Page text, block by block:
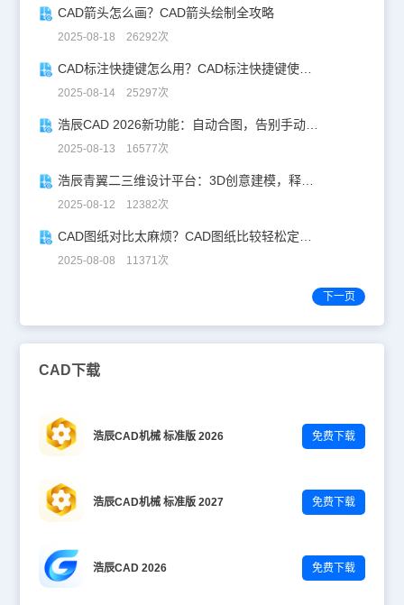
CAD箭头怎么画？CAD箭头绘制全攻略
2025-08-18 26292次
CAD标注快捷键怎么用？CAD标注快捷键使用教程
2025-08-14 25297次
浩辰CAD 2026新功能：自动合图，告别手动拼图！
2025-08-13 16577次
浩辰青翼二三维设计平台：3D创意建模，释放创意生产力！
2025-08-12 12382次
CAD图纸对比太麻烦？CAD图纸比较轻松定位修改，开启高效设计之旅
2025-08-08 11371次
下一页
CAD下载
浩辰CAD机械 标准版 2026 免费下载
浩辰CAD机械 标准版 2027 免费下载
浩辰CAD 2026 免费下载